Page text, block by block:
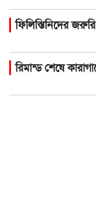
ফিলিস্তিনিদের
রিমান্ড শেষে